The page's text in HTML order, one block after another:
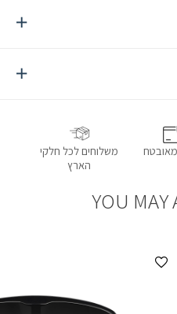
משלוחים לכל חלקי
הארץ
YOU MAY
הוספה למועדפים